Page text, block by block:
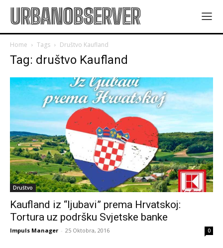
URBANOBSERVER
Home Tags Društvo Kaufland
Tag: društvo Kaufland
Društvo
Kaufland iz “ljubavi” prema Hrvatskoj:
Tortura uz podršku Svjetske banke
Impuls Manager - 25 Oktobra, 2016 0